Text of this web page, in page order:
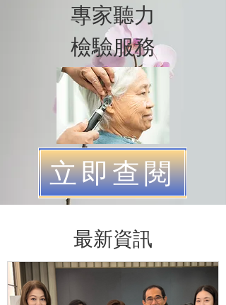
專家聽力
檢驗服務
立即查閱
​最新資訊